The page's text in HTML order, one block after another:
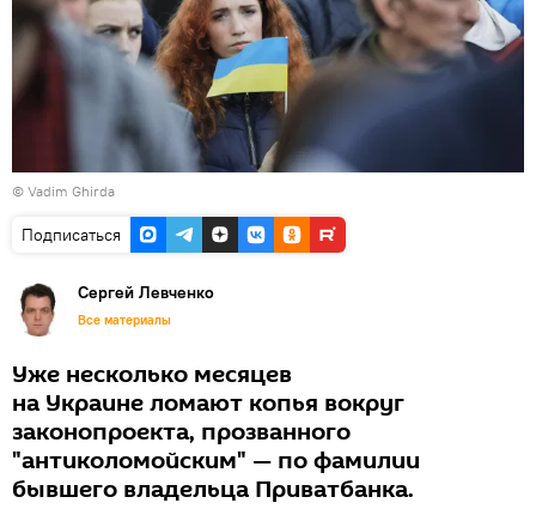
© Vadim Ghirda
Подписаться
Сергей Левченко
Все материалы
Уже несколько месяцев
на Украине ломают копья вокруг
законопроекта, прозванного
"антиколомойским" — по фамилии
бывшего владельца Приватбанка.